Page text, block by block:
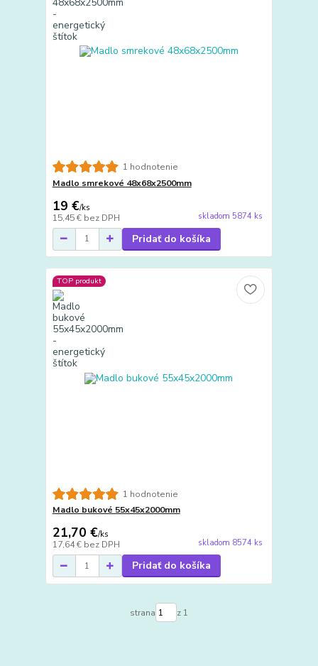
1 hodnotenie
Madlo smrekové 48x68x2500mm
19 €/ks
15,45 € bez DPH skladom 5874 ks
Pridať do košíka
TOP produkt
1 hodnotenie
Madlo bukové 55x45x2000mm
21,70 €/ks
17,64 € bez DPH skladom 8574 ks
Pridať do košíka
strana z 1